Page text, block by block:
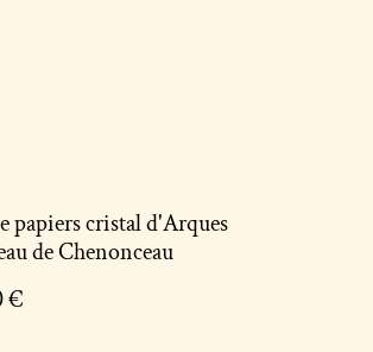
papiers cristal d'Arques
de Chenonceau
€